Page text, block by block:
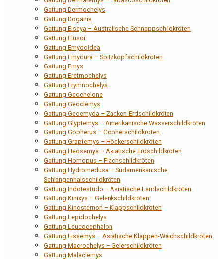
Gattung Dermochelys
Gattung Dogania
Gattung Elseya – Australische Schnappschildkröten
Gattung Elusor
Gattung Emydoidea
Gattung Emydura – Spitzkopfschildkröten
Gattung Emys
Gattung Eretmochelys
Gattung Erymnochelys
Gattung Geochelone
Gattung Geoclemys
Gattung Geoemyda – Zacken-Erdschildkröten
Gattung Glyptemys – Amerikanische Wasserschildkröten
Gattung Gopherus – Gopherschildkröten
Gattung Graptemys – Höckerschildkröten
Gattung Heosemys – Asiatische Erdschildkröten
Gattung Homopus – Flachschildkröten
Gattung Hydromedusa – Südamerikanische
Schlangenhalsschildkröten
Gattung Indotestudo – Asiatische Landschildkröten
Gattung Kinixys – Gelenkschildkröten
Gattung Kinosternon – Klappschildkröten
Gattung Lepidochelys
Gattung Leucocephalon
Gattung Lissemys – Asiatische Klappen-Weichschildkröten
Gattung Macrochelys – Geierschildkröten
Gattung Malaclemys